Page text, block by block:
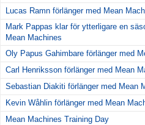
Lucas Ramn förlänger med Mean
Mark Pappas klar för ytterligare en
Mean Machines
Oly Papus Gahimbare förlänger med
Carl Henriksson förlänger med Mean
Sebastian Diakiti förlänger med Mean
Kevin Wåhlin förlänger med Mean
Mean Machines Training Day